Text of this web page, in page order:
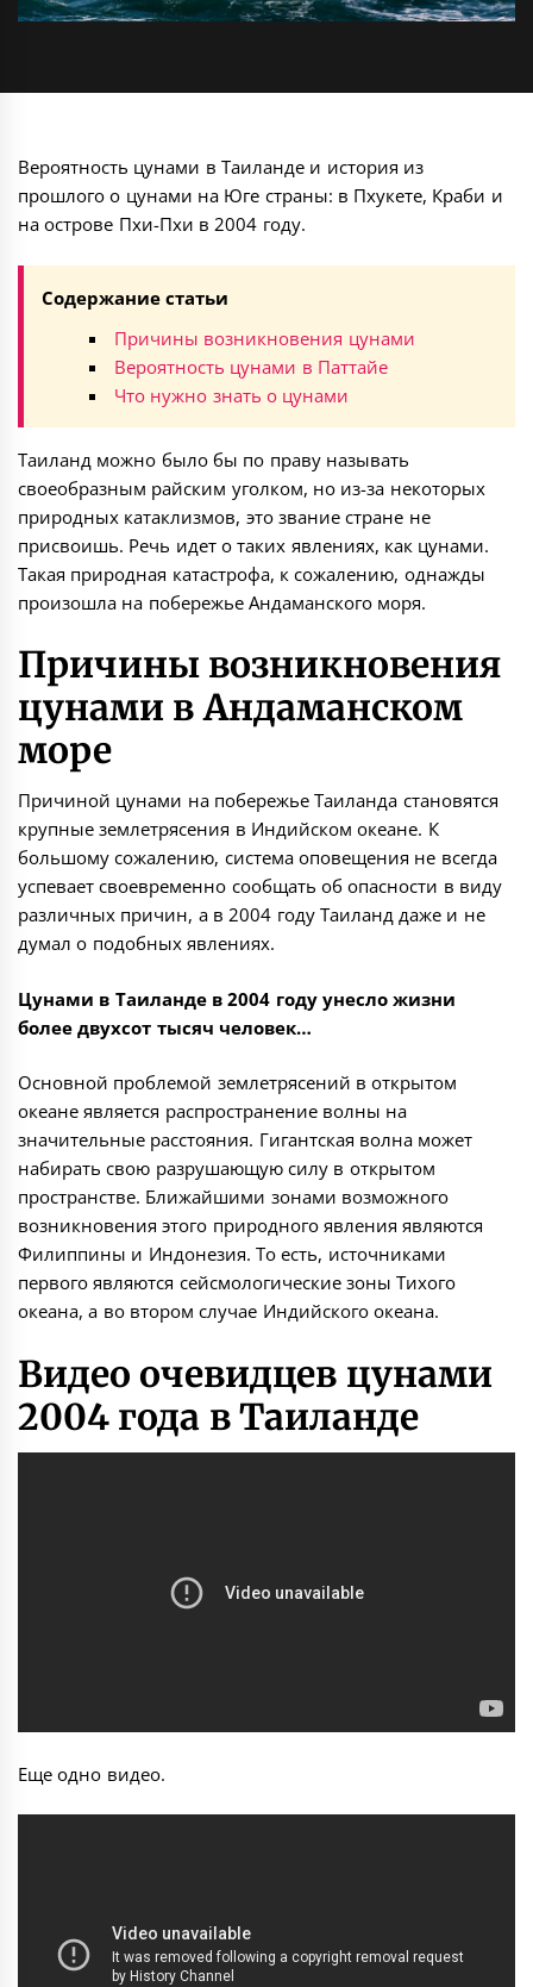
Вероятность цунами в Таиланде и история из
прошлого о цунами на Юге страны: в Пхукете, Краби и
на острове Пхи-Пхи в 2004 году.
Содержание статьи
Причины возникновения цунами
Вероятность цунами в Паттайе
Что нужно знать о цунами
Таиланд можно было бы по праву называть
своеобразным райским уголком, но из-за некоторых
природных катаклизмов, это звание стране не
присвоишь. Речь идет о таких явлениях, как цунами.
Такая природная катастрофа, к сожалению, однажды
произошла на побережье Андаманского моря.
Причины возникновения
цунами в Андаманском
море
Причиной цунами на побережье Таиланда становятся
крупные землетрясения в Индийском океане. К
большому сожалению, система оповещения не всегда
успевает своевременно сообщать об опасности в виду
различных причин, а в 2004 году Таиланд даже и не
думал о подобных явлениях.
Цунами в Таиланде в 2004 году унесло жизни
более двухсот тысяч человек…
Основной проблемой землетрясений в открытом
океане является распространение волны на
значительные расстояния. Гигантская волна может
набирать свою разрушающую силу в открытом
пространстве. Ближайшими зонами возможного
возникновения этого природного явления являются
Филиппины и Индонезия. То есть, источниками
первого являются сейсмологические зоны Тихого
океана, а во втором случае Индийского океана.
Видео очевидцев цунами
2004 года в Таиланде
Еще одно видео.